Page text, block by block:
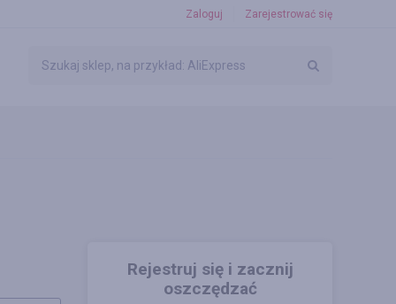
Zaloguj Zarejestrować się
Rejestruj się i zacznij
oszczędzać